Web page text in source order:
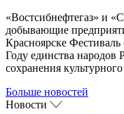
«Востсибнефтегаз» и
добывающие
Красноярске
Году единства народов
сохранения
Больше новостей
Новости